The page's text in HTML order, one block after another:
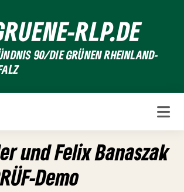
RLP.DE
90/DIE GRÜNEN RHEINLAND-
und Felix Banaszak
Demo